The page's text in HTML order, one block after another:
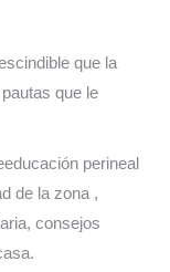
que la
que le
perineal
de la zona ,
consejos